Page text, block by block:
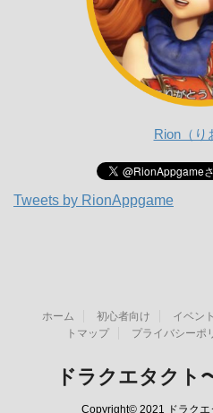
Rion（り
Tweets by RionAppgame
ホーム 初心者向け イベン
トマップ
プライバシーポ
ドラクエタクト
Copyright© 2021 ドラクエ